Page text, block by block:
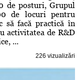
de posturi, Grupul
de locuri pentru
să facă practică în
activitatea de R&D
...
226 vizualizări